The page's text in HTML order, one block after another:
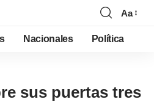
Aa
Nacionales Política
sus puertas tres